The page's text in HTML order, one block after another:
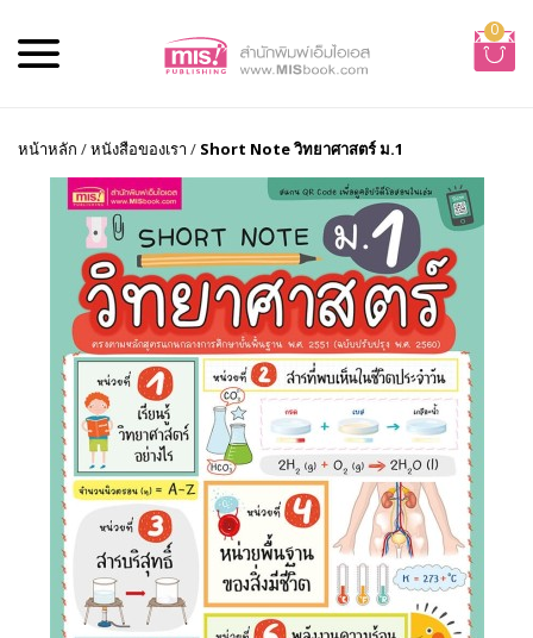
0
หน้าหลัก /หนังสือของเรา / Short Note วิทยาศาสตร์ ม.1